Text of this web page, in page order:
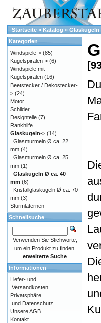
Startseite » Katalog » Glaskugeln
Kategorien
Windspiele-> (85)
Kugelspiralen-> (6)
Windspiele mit
Kugelspiralen (16)
Beetstecker / Dekostecker-
> (24)
Motor
Schilder
Designteile (7)
Rankhilfe
Glaskugeln-> (14)
Glasmurmeln Ø ca. 22
mm (4)
Glasmurmeln Ø ca. 25
mm (1)
Glaskugeln Ø ca. 40
mm (6)
Kristallglaskugeln Ø ca. 70
mm (3)
Sturmlaternen
Schnellsuche
Verwenden Sie Stichworte,
um ein Produkt zu finden.
erweiterte Suche
Informationen
Liefer- und
Versandkosten
Privatsphäre
und Datenschutz
Unsere AGB
Kontakt